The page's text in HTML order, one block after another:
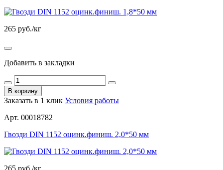
265 руб./кг
Добавить в закладки
В корзину
Заказать в 1 клик Условия работы
Арт. 00018782
Гвозди DIN 1152 оцинк.финиш. 2,0*50 мм
265 руб./кг